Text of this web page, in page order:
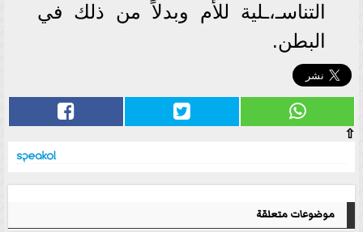
التناسـ،ـلية للأم وبدلاً من ذلك في
البطن.
⇧
موضوعات متعلقة